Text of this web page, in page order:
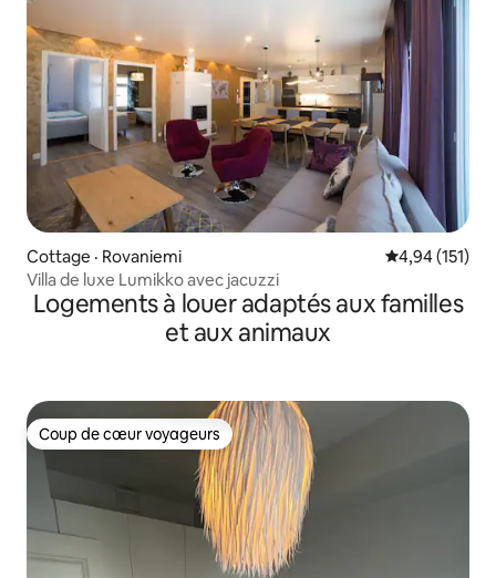
Cottage · Rovaniemi Note
4,94 (151)
Villa de luxe Lumikko avec jacuzzi
Logements à louer adaptés aux familles
et aux animaux
Coup de cœur voyageurs
Coup de cœur voyageurs